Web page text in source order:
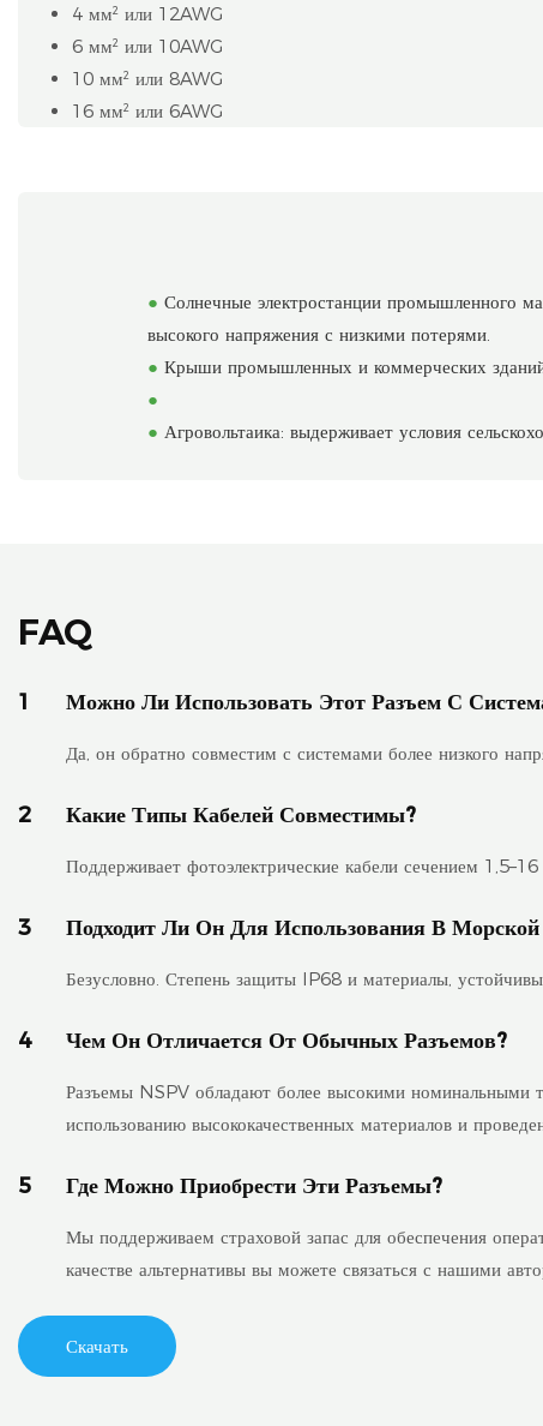
4 мм² или 12AWG
6 мм² или 10AWG
10 мм² или 8AWG
16 мм² или 6AWG
● Солнечные электростанции промышленного
высокого напряжения с низкими потерями.
● Крыши промышленных и коммерческих
●
● Агровольтаика: выдерживает условия
FAQ
1 Можно Ли Использовать Этот Разъем С
Да, он обратно совместим с системами более низкого
2 Какие Типы Кабелей Совместимы?
Поддерживает фотоэлектрические кабели сечением
3 Подходит Ли Он Для Использования В
Безусловно. Степень защиты IP68 и материалы,
4 Чем Он Отличается От Обычных Разъемов?
Разъемы NSPV обладают более высокими номинальными
использованию высококачественных материалов и
5 Где Можно Приобрести Эти Разъемы?
Мы поддерживаем страховой запас для обеспечения
качестве альтернативы вы можете связаться с нашими
Скачать